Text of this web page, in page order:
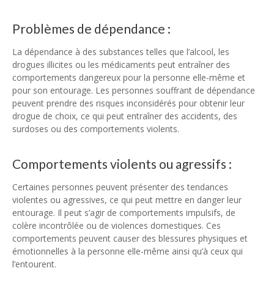
Problèmes de dépendance :
La dépendance à des substances telles que l’alcool, les
drogues illicites ou les médicaments peut entraîner des
comportements dangereux pour la personne elle-même et
pour son entourage. Les personnes souffrant de dépendance
peuvent prendre des risques inconsidérés pour obtenir leur
drogue de choix, ce qui peut entraîner des accidents, des
surdoses ou des comportements violents.
Comportements violents ou agressifs :
Certaines personnes peuvent présenter des tendances
violentes ou agressives, ce qui peut mettre en danger leur
entourage. Il peut s’agir de comportements impulsifs, de
colère incontrôlée ou de violences domestiques. Ces
comportements peuvent causer des blessures physiques et
émotionnelles à la personne elle-même ainsi qu’à ceux qui
l’entourent.